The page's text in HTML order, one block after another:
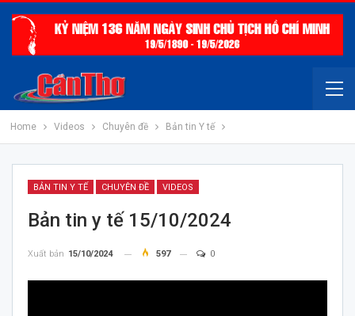
Home Videos Chuyên đề Bản tin Y tế
BẢN TIN Y TẾ CHUYÊN ĐỀ VIDEOS
Bản tin y tế 15/10/2024
Xuất bản 15/10/2024 597 0